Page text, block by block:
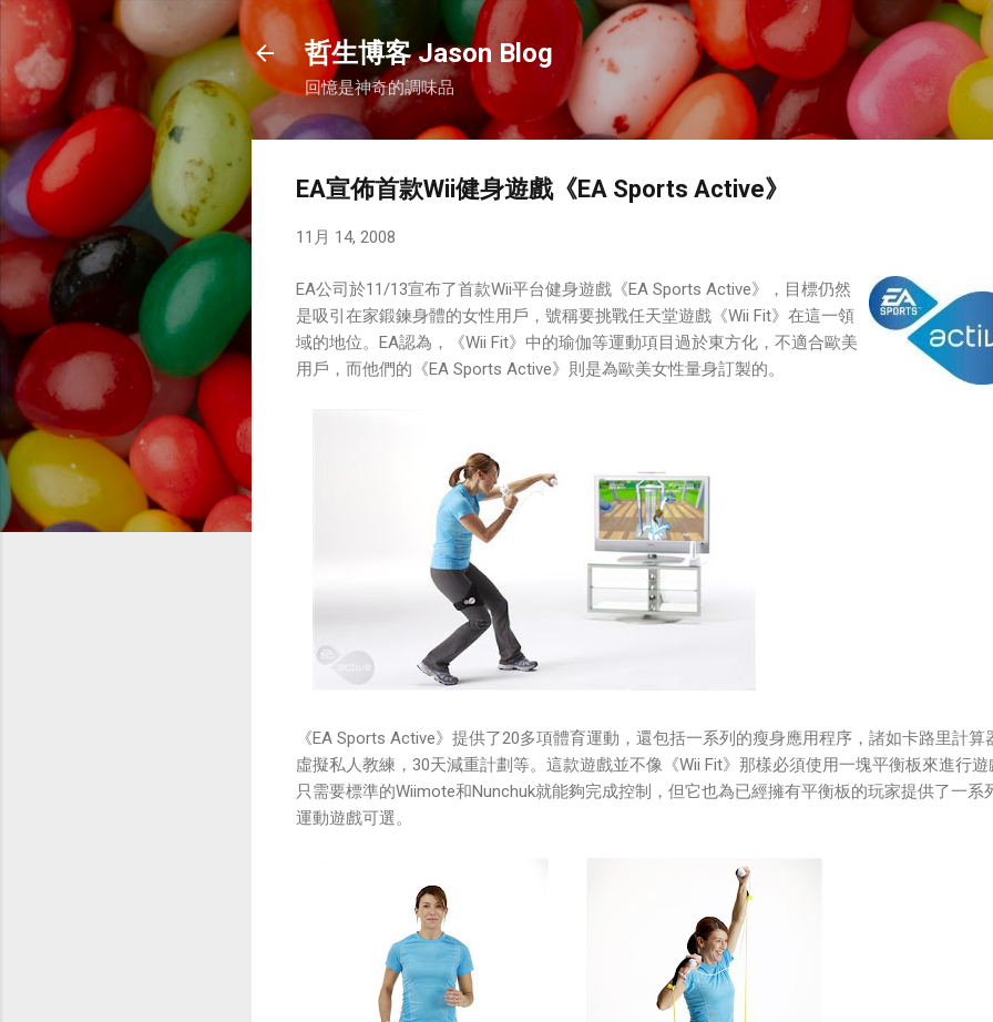
跳到主要內容
哲生博客 Jason Blog
回憶是神奇的調味品
EA宣佈首款Wii健身遊戲《EA Sports Active》
11月 14, 2008
EA公司於11/13宣布了首款Wii平台健身遊戲《EA Sports Active》，目標仍然
是吸引在家鍛鍊身體的女性用戶，號稱要挑戰任天堂遊戲《Wii Fit》在這一領
域的地位。EA認為，《Wii Fit》中的瑜伽等運動項目過於東方化，不適合歐美
用戶，而他們的《EA Sports Active》則是為歐美女性量身訂製的。
《EA Sports Active》提供了20多項體育運動，還包括一系列的瘦身應用程序，諸如卡路里計算
虛擬私人教練，30天減重計劃等。這款遊戲並不像《Wii Fit》那樣必須使用一塊平衡板來進行遊
只需要標準的Wiimote和Nunchuk就能夠完成控制，但它也為已經擁有平衡板的玩家提供了一系
運動遊戲可選。